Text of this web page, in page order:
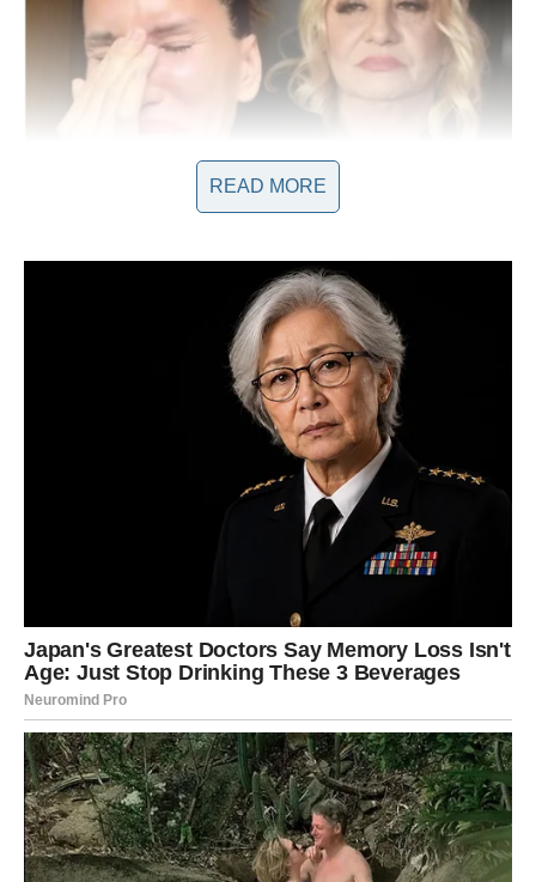
Izbor vlastitog puta kroz izazove
Umjesto da se prilagodi komercijalnim trendovima i
očekivanjima, Nikolija je odlučila da pronađe svoj vlastiti put.
Njena muzika postala je sredstvo izražavanja ličnih emocija i
unutrašnjih borbi, a kroz svoje pjesme ona otvoreno govori o
samo njene lične borbe, već i osjećaj univerzalne potrage za
identitetom u modernom svijetu. Ova iskrenost omogućila joj je
da se poveže s publikom na dubljem, emotivnom nivou,
stvarajući veze koje prevazilaze površinsku zabavu koju
muzička industrija često nudi. Njene pjesme postale su
svojevrsni dnevnik, svjedočanstvo svih onih koji se bore sa
sličnim pitanjima o identitetu i prihvaćanju.
READ MORE